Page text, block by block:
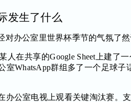
发生了什么
办公室里世界杯季节的气氛了然
人在共享的Google Sheet上建了
室WhatsApp群组多了一个足球
办公室电视上观看关键淘汰赛。